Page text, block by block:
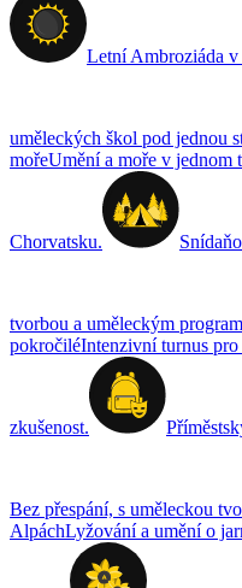
Letní Ambroziáda v
uměleckých škol pod jednou
mořeUmění a moře v jednom
Chorvatsku.
tvorbou a uměleckým
pokročiléIntenzivní turnus
zkušenost.
Bez přespání, s uměleckou
AlpáchLyžování a umění o